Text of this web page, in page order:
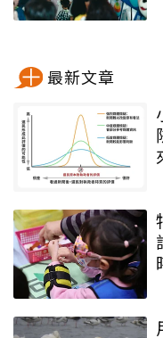
最新文章